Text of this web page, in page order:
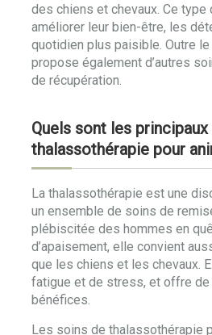
des chiens et chevaux. Ce type
améliorer leur bien-être, les
quotidien plus paisible. Outre
propose également d’autres
de récupération.
Quels sont les
thalassothérapie pour
La thalassothérapie est une
un ensemble de soins de
plébiscitée des hommes en
d’apaisement, elle convient
que les chiens et les chevaux.
fatigue et de stress, et offre de
bénéfices.
Les soins de thalassothérapie